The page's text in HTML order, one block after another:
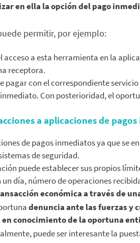
en ella la opción del pago
permitir, por ejemplo:
acceso a esta herramienta en la
receptora.
pagar con el correspondiente
Con posterioridad, el
a aplicaciones de
de pagos inmediatos ya que
de seguridad.
puede establecer sus propios
día, número de operaciones
económica a través de
denuncia ante las fuerzas y
en conocimiento de la oportuna
puede ser interesante la